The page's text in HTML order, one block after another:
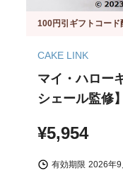
100円引ギフトコード
CAKE LINK
マイ・ハロー
シェール監修】
¥5,954
有効期限 2026年9